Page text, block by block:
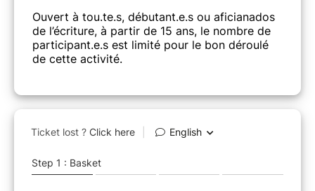
Ouvert à tou.te.s, débutant.e.s ou aficianados
de l’écriture, à partir de 15 ans, le nombre de
participant.e.s est limité pour le bon déroulé
de cette activité.